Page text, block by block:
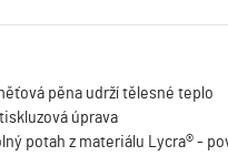
pěna udrží tělesné teplo
úprava
potah z materiálu Lycra® -